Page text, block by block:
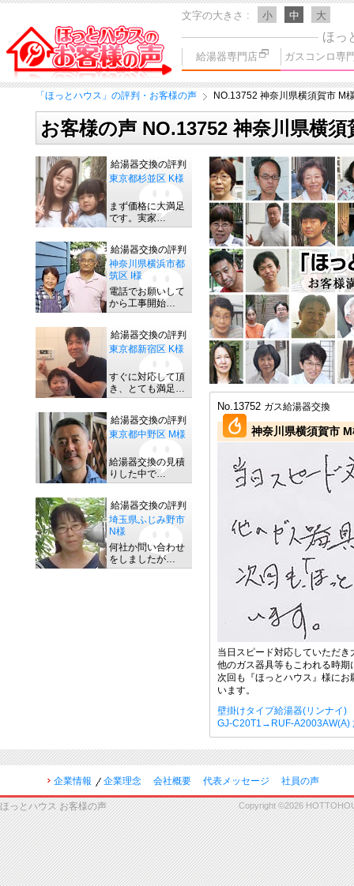
文字の大きさ 小 中 大
ほっ
給湯器専門店 ガスコンロ専
「ほっとハウス」の評判・お客様の声 NO.13752 神奈川県横須賀市 M
お客様の声 NO.13752 神奈川県横須
No.13752 ガス給湯器交換
神奈川県横須賀市
当日スピード対応していただき
他のガス器具等もこわれる時期
次回も『ほっとハウス』様にお
います。
壁掛けタイプ給湯器(リンナイ)
GJ-C20T1→RUF-A2003AW(A)
給湯器交換の評判
東京都杉並区 K様
まず価格に大満足
です。実家…
給湯器交換の評判
神奈川県横浜市都
筑区 I様
電話でお願いして
から工事開始…
給湯器交換の評判
東京都新宿区 K様
すぐに対応して頂
き、とても満足…
給湯器交換の評判
東京都中野区 M様
給湯器交換の見積
りした中で…
給湯器交換の評判
埼玉県ふじみ野市
N様
何社か問い合わせ
をしましたが…
企業情報 企業理念 会社概要 代表メッセージ 社員の声
ほっとハウス お客様の声 Copyright ©2026